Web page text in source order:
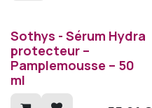
Sothys - Sérum Hydra
protecteur –
Pamplemousse – 50
ml